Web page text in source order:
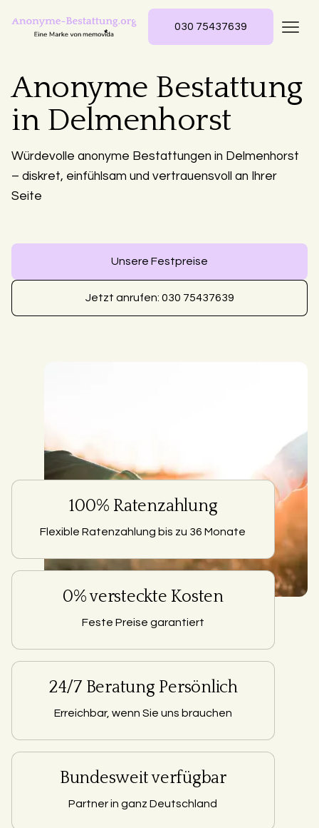
030 75437639
Anonyme Bestattung
in Delmenhorst
Würdevolle anonyme Bestattungen in Delmenhorst
– diskret, einfühlsam und vertrauensvoll an Ihrer
Seite
Unsere Festpreise
Jetzt anrufen: 030 75437639
100% Ratenzahlung
Flexible Ratenzahlung bis zu 36 Monate
0% versteckte Kosten
Feste Preise garantiert
24/7 Beratung Persönlich
Erreichbar, wenn Sie uns brauchen
Bundesweit verfügbar
Partner in ganz Deutschland